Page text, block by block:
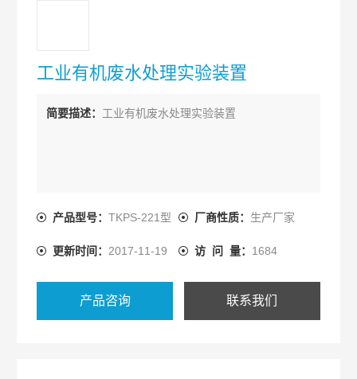
工业有机废水处理实验装置
简要描述： 工业有机废水处理实验装置
产品型号：TKPS-221型 厂商性质： 生产厂家
更新时间： 2017-11-19 访 问 量： 1684
产品咨询 联系我们